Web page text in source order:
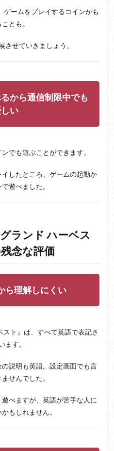
ゲームをプレイするコインがも
とも。
させていきましょう。
から通信制限中でも
い
でも遊ぶことができます。
したところ、ゲームの起動か
遊べました。
ランド ハーベス
念な評価
ら理解しにくい
スト』は、すべて英語で表記さ
ます。
説明も英語。設定画面でも言
せんでした。
べますが、英語が苦手な人に
もしれません。